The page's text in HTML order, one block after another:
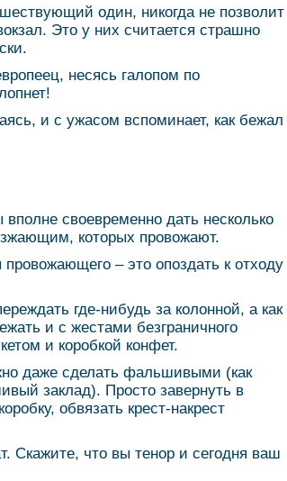
один, никогда не позволит
Это у них считается страшно
несясь галопом по
и с ужасом вспоминает, как бежал
своевременно дать несколько
которых провожают.
– это опоздать к отходу
где-нибудь за колонной, а как
и с жестами безграничного
и коробкой конфет.
даже сделать фальшивыми (как
заклад). Просто завернуть в
обвязать крест-накрест
Скажите, что вы тенор и сегодня ваш